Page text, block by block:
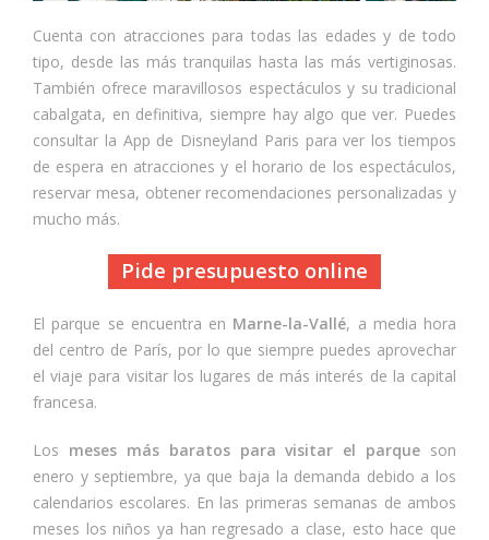
Cuenta con atracciones para todas las edades y de todo
tipo, desde las más tranquilas hasta las más vertiginosas.
También ofrece maravillosos espectáculos y su tradicional
cabalgata, en definitiva, siempre hay algo que ver. Puedes
consultar la App de Disneyland Paris para ver los tiempos
de espera en atracciones y el horario de los espectáculos,
reservar mesa, obtener recomendaciones personalizadas y
mucho más.
Pide presupuesto online
El parque se encuentra en Marne-la-Vallé, a media hora
del centro de París, por lo que siempre puedes aprovechar
el viaje para visitar los lugares de más interés de la capital
francesa.
Los meses más baratos para visitar el parque son
enero y septiembre, ya que baja la demanda debido a los
calendarios escolares. En las primeras semanas de ambos
meses los niños ya han regresado a clase, esto hace que